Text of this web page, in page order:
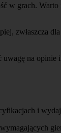
w grach.
zwłaszcza
na
i